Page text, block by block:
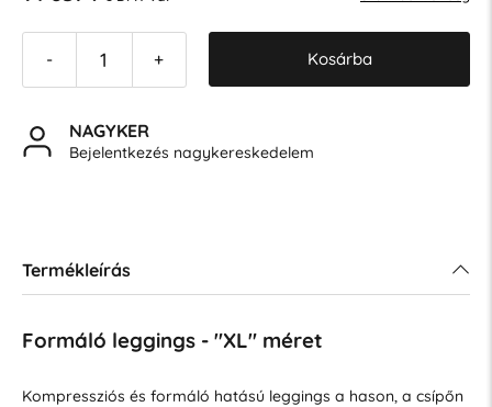
- + Kosárba
NAGYKER
Bejelentkezés nagykereskedelem
Termékleírás
Formáló leggings - "XL" méret
Kompressziós és formáló hatású leggings a hason, a csípőn